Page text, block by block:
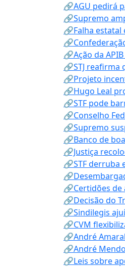
🔗AGU pedirá
🔗Supremo
🔗Falha
🔗Ação da
🔗STJ
🔗Projeto
🔗Hugo Leal
🔗STF pode
🔗Conselho
🔗Supremo
🔗Banco de
🔗Justiça
🔗STF derruba
🔗Certidões de
🔗Decisão do
🔗Sindilegis
🔗CVM
🔗André
🔗André
🔗Leis sobre